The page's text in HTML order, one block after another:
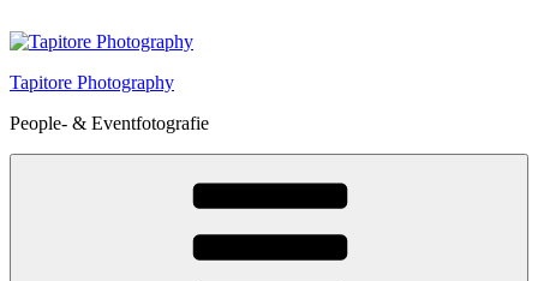
Inhalt
Tapitore Photography
People- & Eventfotografie